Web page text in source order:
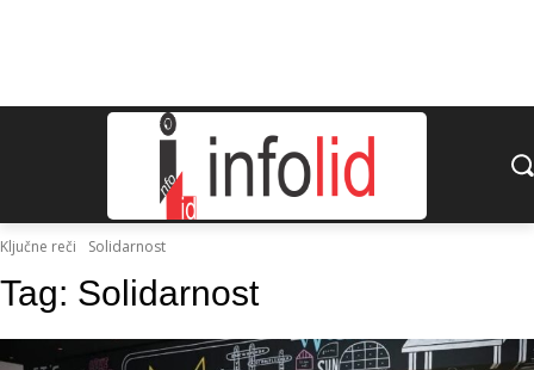
Ključne reči Solidarnost
Tag: Solidarnost